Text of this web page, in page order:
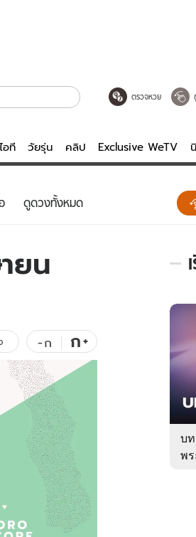
ตรวจหวย
ไอที วัยรุ่น คลิป Exclusive WeTV
ดูทีวี
WeTV
ดูดวงทั้งหมด
ยน
-ก ก+
เรื่อง
ใน
รอบ
ของ
Sanook
ดูด
บ
พ